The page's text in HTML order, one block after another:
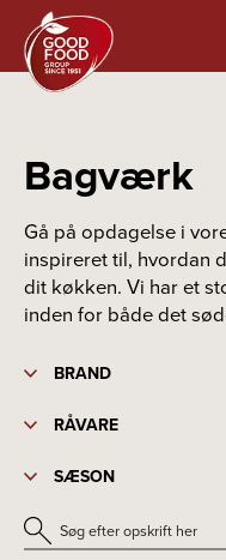
Bagværk
Gå på opdagelse i
inspireret til, hvordan
dit køkken. Vi har et
inden for både det
BRAND
RÅVARE
SÆSON